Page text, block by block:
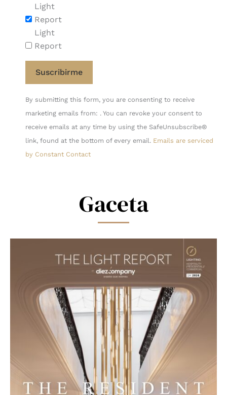
Light
Report
Light
Report
Constant
Contact
Use.
Please
leave
By submitting this form, you are consenting to receive
marketing emails from: . You can revoke your consent to
receive emails at any time by using the SafeUnsubscribe®
link, found at the bottom of every email. Emails are serviced
by Constant Contact
Gaceta